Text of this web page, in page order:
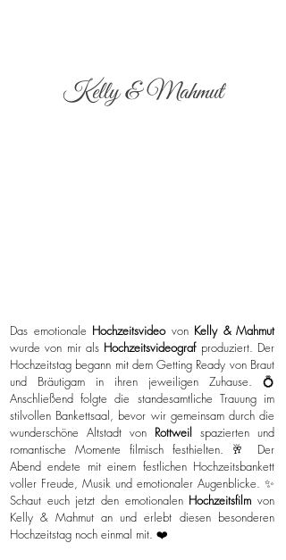
Kelly & Mahmut
Das emotionale Hochzeitsvideovon Kelly & Mahmut
wurde von mir als Hochzeitsvideograf produziert. Der
Hochzeitstag begann mit dem Getting Ready von Braut
und Bräutigam in ihren jeweiligen Zuhause. 💍
Anschließend folgte die standesamtliche Trauung im
stilvollen Bankettsaal, bevor wir gemeinsam durch die
wunderschöne Altstadt von Rottweil spazierten und
romantische Momente filmisch festhielten. 🥂 Der
Abend endete mit einem festlichen Hochzeitsbankett
voller Freude, Musik und emotionaler Augenblicke. ✨
Schaut euch jetzt den emotionalen Hochzeitsfilmvon
Kelly & Mahmut an und erlebt diesen besonderen
Hochzeitstag noch einmal mit. ❤️